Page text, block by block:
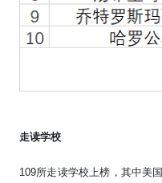
走读学校
109所走读学校上榜，其中美国